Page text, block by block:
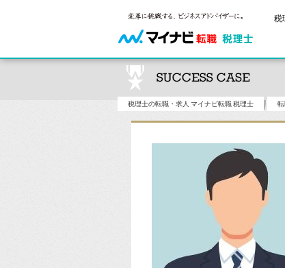
税
転職お役立ち情報
ご状
年齢
はじ
2回
税理
受験
試験
税理
保有
税理
税理
税理士の転職・求人 マイナビ転職 税理士